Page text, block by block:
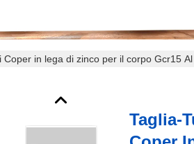
in lega di zinco per il corpo Gcr15
Taglia-